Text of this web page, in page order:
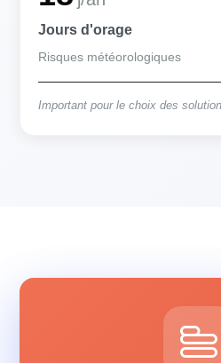
Jours d'orage
Risques météorologiques
Important pour le choix des